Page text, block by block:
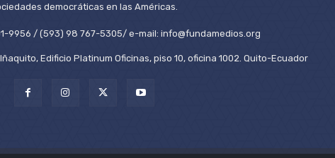
democráticas en las Américas.
9956 / (593) 98 767-5305/ e-mail: info@fundamedios.org
Edificio Platinum Oficinas, piso 10, oficina 1002. Quito-Ecuador